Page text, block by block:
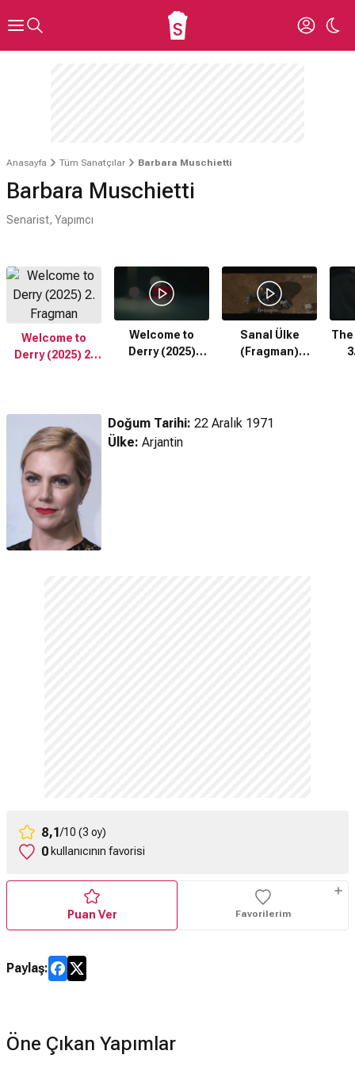
Anasayfa Tüm Sanatçılar Barbara Muschietti
Barbara Muschietti
Senarist, Yapımcı
oluştu!
Lütfen daha sonra tekrar deneyin.
Welcome to
Derry (2025) 2.
Welcome to
Derry (2025)
Sanal Ülke
(Fragman)
The
Doğum Tarihi: 22 Aralık 1971
Ülke: Arjantin
8,1/10 (3 oy)
0 kullanıcının favorisi
Puan Ver Favorilerim
Paylaş:
Öne Çıkan Yapımlar